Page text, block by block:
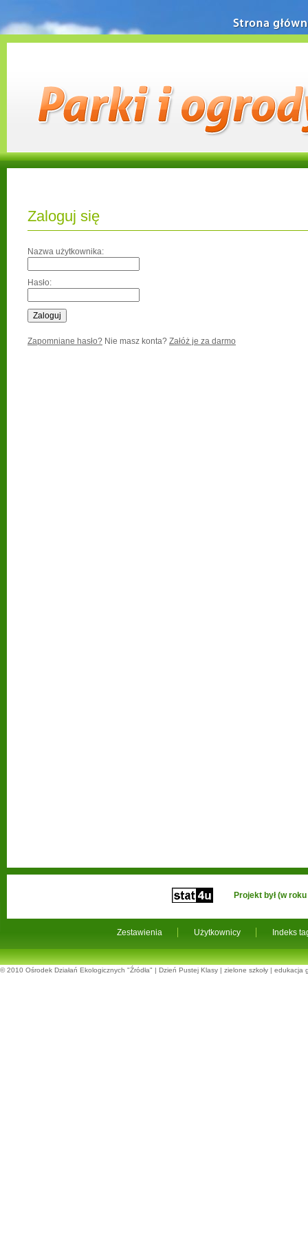
Zaloguj się
Nazwa użytkownika:
Hasło:
Zapomniane hasło? Nie masz konta? Załóż je za darmo
Strona główna
Zestawienia Użytkownicy Indeks
Projekt był (w
© 2010 Ośrodek Działań Ekologicznych "Źródła" | Dzień Pustej Klasy | zielone szkoły | edukacja